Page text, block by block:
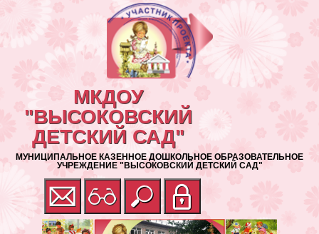
МКДОУ
"ВЫСОКОВСКИЙ
ДЕТСКИЙ САД"
МУНИЦИПАЛЬНОЕ КАЗЕННОЕ ДОШКОЛЬНОЕ ОБРАЗОВАТЕЛЬНОЕ
УЧРЕЖДЕНИЕ "ВЫСОКОВСКИЙ ДЕТСКИЙ САД"